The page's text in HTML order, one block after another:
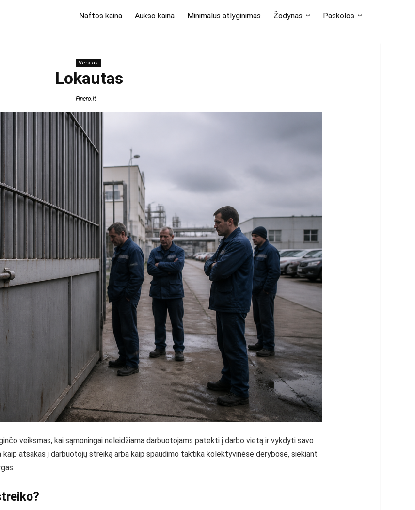
Naftos kaina Aukso kaina Minimalus atlyginimas Žodynas Paskolos
Verslas
Lokautas
Finero.lt
veiksmas, kai sąmoningai neleidžiama darbuotojams patekti į darbo vietą ir vykdyti savo
kaip atsakas į darbuotojų streiką arba kaip spaudimo taktika kolektyvinėse derybose, siekiant